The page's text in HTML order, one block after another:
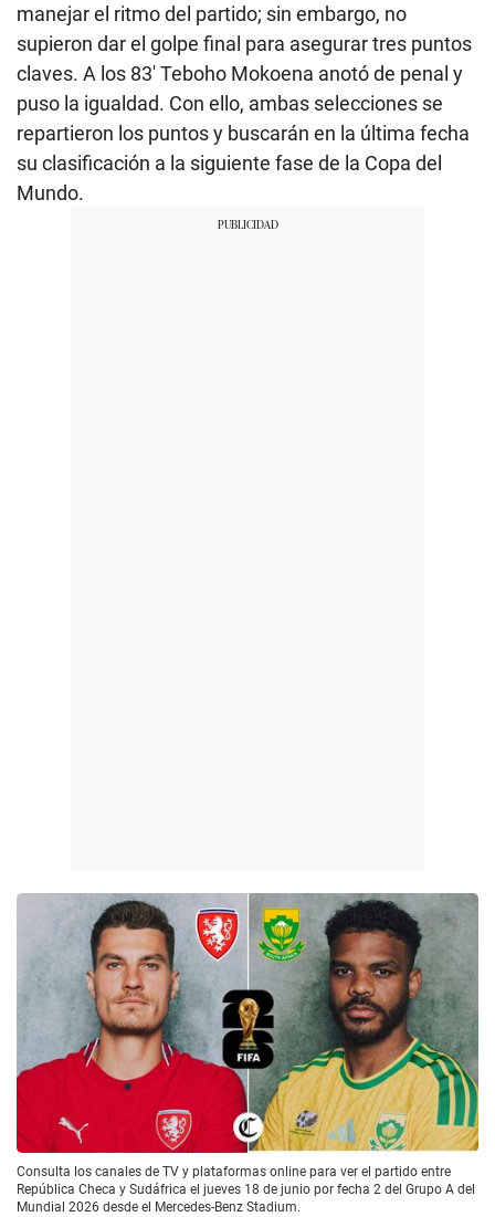
manejar el ritmo del partido; sin embargo, no
supieron dar el golpe final para asegurar tres puntos
claves. A los 83′ Teboho Mokoena anotó de penal y
puso la igualdad. Con ello, ambas selecciones se
repartieron los puntos y buscarán en la última fecha
su clasificación a la siguiente fase de la Copa del
Mundo.
Consulta los canales de TV y plataformas online para ver el partido entre
República Checa y Sudáfrica el jueves 18 de junio por fecha 2 del Grupo A del
Mundial 2026 desde el Mercedes-Benz Stadium.